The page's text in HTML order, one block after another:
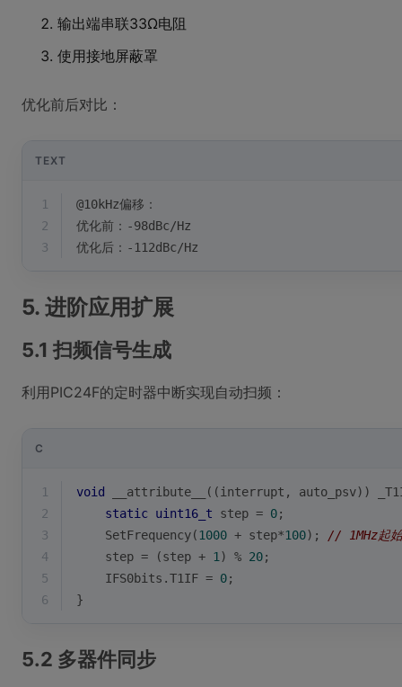
输出端串联33Ω电阻
使用接地屏蔽罩
优化前后对比：
TEXT
1
@10kHz偏移：
2
优化前：-98dBc/Hz
3
优化后：-112dBc/Hz
5. 进阶应用扩展
5.1 扫频信号生成
利用PIC24F的定时器中断实现自动扫频：
C
1 void
__attribute__((interrupt, auto_psv))
2
static uint16_t step = 0;
3
    SetFrequency(
1000 + step*100); // 1MHz起
4
    step = (step +
1 ) % 20;
5
    IFS0bits.T1IF =
0;
6
}
5.2 多器件同步